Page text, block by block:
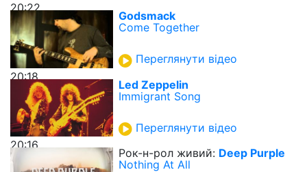
20:22
20:18
Godsmack
Come Together
Переглянути відео
20:16
Led Zeppelin
Immigrant Song
Переглянути відео
Рок-н-рол живий: Deep Purple
Nothing At All